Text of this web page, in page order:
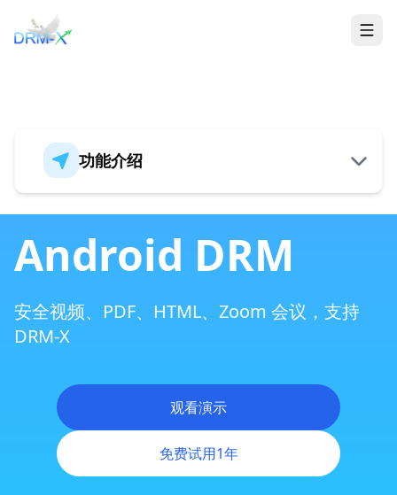
首页
功能介绍
概述
全新的安全架构
跨平台DRM
Android DRM
安全视频、PDF、HTML、Zoom 会议，支持
DRM-X
观看演示
免费试用1年